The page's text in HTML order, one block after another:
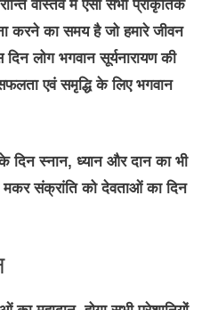
वास्तव में ऐसी सभी प्राकृतिक
करने का समय है जो हमारे जीवन
लोग भगवान सूर्यनारायण की
एवं समृद्धि के लिए भगवान
दिन स्‍नान, ध्‍यान और दान का भी
मकर संक्रांति को देवताओं का दिन